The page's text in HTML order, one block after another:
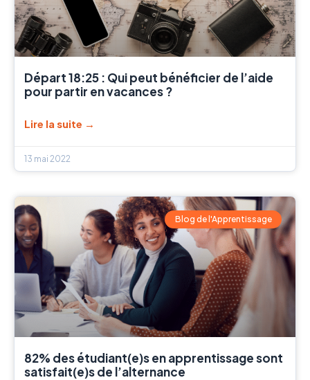
Départ 18:25 : Qui peut bénéficier de l’aide
pour partir en vacances ?
Lire la suite →
13 mai 2022
Blog de l'Apprentissage
82% des étudiant(e)s en apprentissage sont
satisfait(e)s de l’alternance